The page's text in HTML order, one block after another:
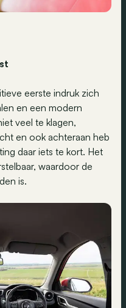
eerste indruk zich
en een modern
veel te klagen,
en ook achteraan heb
daar iets te kort. Het
waardoor de
is.